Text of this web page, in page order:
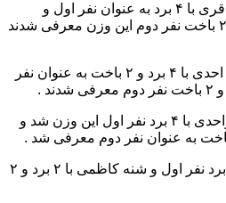
وزن ۵۵ – کیلوگرم : آویشن باقری با ۴ برد به عنوان نفر اول و
فاطمه زهرا خلیلی با ۲ برد و ۲ باخت نفر دوم این وزن معرفی شدند
در وزن ۶۱ – کیلوگرم ، ملیکا احدی با ۴ برد و ۲ باخت به عنوان نفر
وزن ۶۸ – کیلوگرم : شقایق واحدی با ۴ برد نفر اول این وزن شد و
وزن ۶۸ + : شبنم واحدی با ۴ برد نفر اول و شنه کاظمی با ۲ برد و ۲